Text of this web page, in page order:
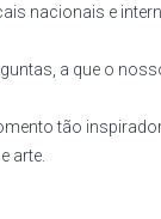
nacionais e
a que o
tão
arte.